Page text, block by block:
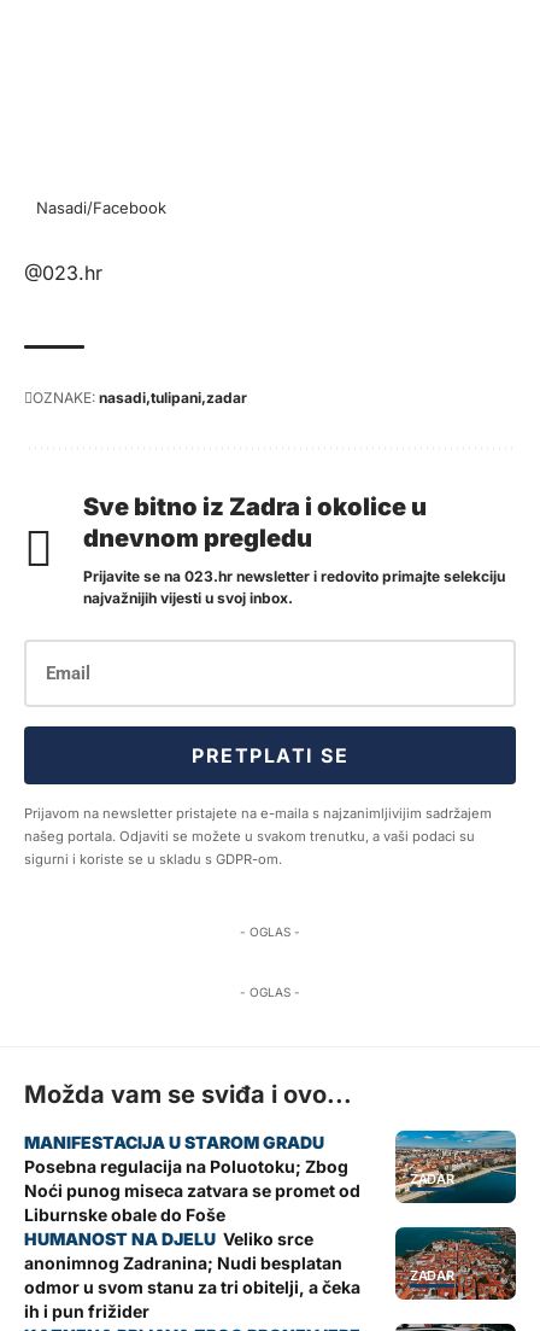
Nasadi/Facebook
@023.hr
OZNAKE: nasadi tulipani zadar
Sve bitno iz Zadra i okolice u
dnevnom pregledu
Prijavite se na 023.hr newsletter i redovito primajte selekciju
najvažnijih vijesti u svoj inbox.
PRETPLATI SE
Prijavom na newsletter pristajete na e-maila s najzanimljivijim sadržajem
našeg portala. Odjaviti se možete u svakom trenutku, a vaši podaci su
sigurni i koriste se u skladu s GDPR-om.
- OGLAS -
- OGLAS -
Možda vam se sviđa i ovo...
ZADAR
Posebna regulacija na Poluotoku; Zbog
Noći punog miseca zatvara se promet od
Liburnske obale do Foše
ZADAR
Veliko srce
anonimnog Zadranina; Nudi besplatan
odmor u svom stanu za tri obitelji, a čeka
ih i pun frižider